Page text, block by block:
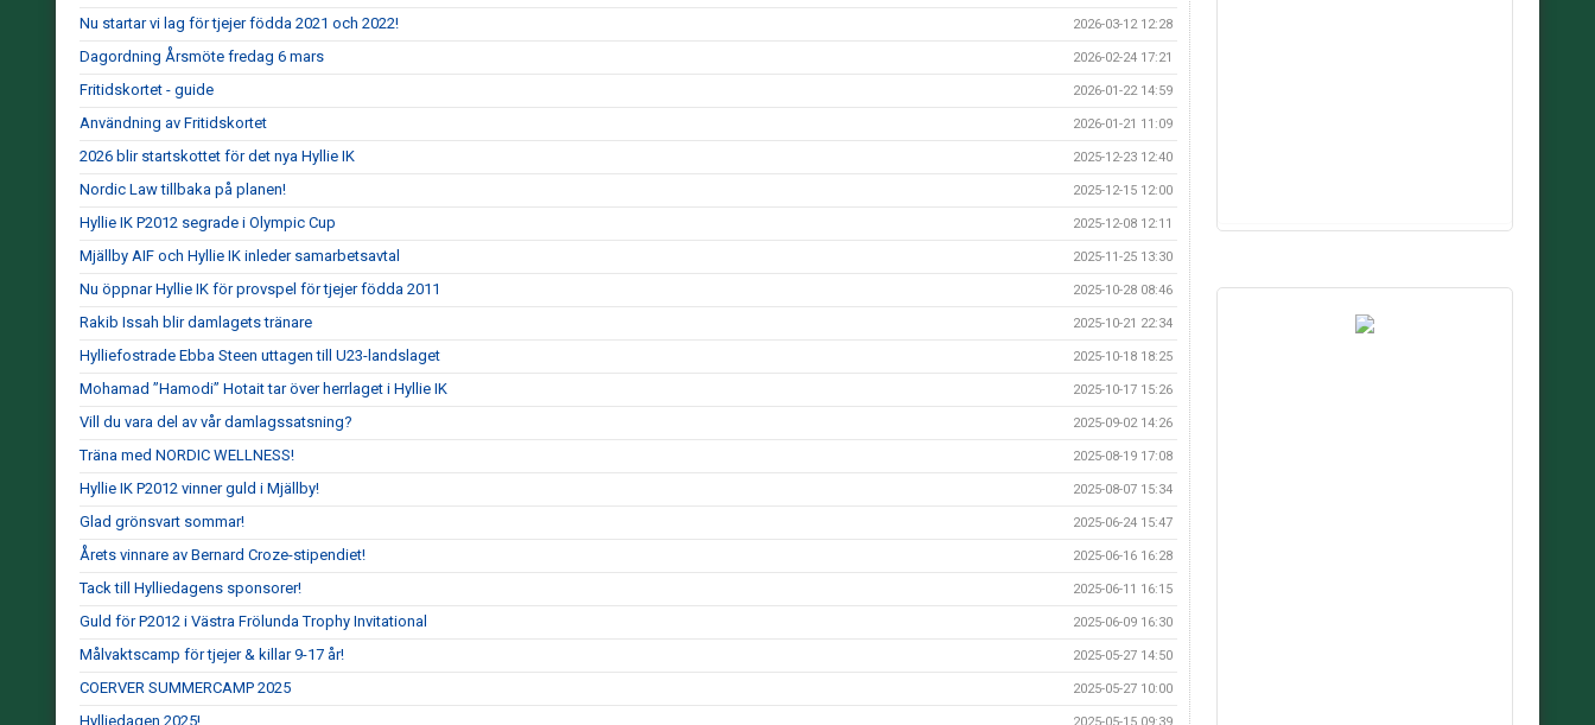
Nu startar vi lag för tjejer födda 2021 och 2022! 2026-03-12 12:28
Dagordning Årsmöte fredag 6 mars 2026-02-24 17:21
Fritidskortet - guide 2026-01-22 14:59
Användning av Fritidskortet 2026-01-21 11:09
2026 blir startskottet för det nya Hyllie IK 2025-12-23 12:40
Nordic Law tillbaka på planen! 2025-12-15 12:00
Hyllie IK P2012 segrade i Olympic Cup 2025-12-08 12:11
Mjällby AIF och Hyllie IK inleder samarbetsavtal 2025-11-25 13:30
Nu öppnar Hyllie IK för provspel för tjejer födda 2011 2025-10-28 08:46
Rakib Issah blir damlagets tränare 2025-10-21 22:34
Hylliefostrade Ebba Steen uttagen till U23-landslaget 2025-10-18 18:25
Mohamad ”Hamodi” Hotait tar över herrlaget i Hyllie IK 2025-10-17 15:26
Vill du vara del av vår damlagssatsning? 2025-09-02 14:26
Träna med NORDIC WELLNESS! 2025-08-19 17:08
Hyllie IK P2012 vinner guld i Mjällby! 2025-08-07 15:34
Glad grönsvart sommar! 2025-06-24 15:47
Årets vinnare av Bernard Croze-stipendiet! 2025-06-16 16:28
Tack till Hylliedagens sponsorer! 2025-06-11 16:15
Guld för P2012 i Västra Frölunda Trophy Invitational 2025-06-09 16:30
Målvaktscamp för tjejer & killar 9-17 år! 2025-05-27 14:50
COERVER SUMMERCAMP 2025 2025-05-27 10:00
Hylliedagen 2025!